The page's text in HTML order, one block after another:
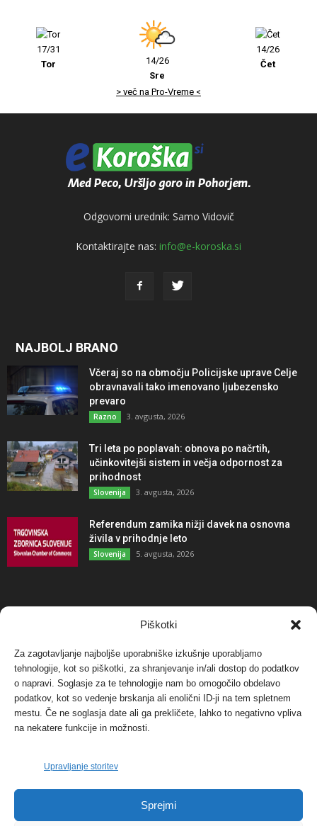
Piškotki
Za zagotavljanje najboljše uporabniške izkušnje uporabljamo
tehnologije, kot so piškotki, za shranjevanje in/ali dostop do podatkov
o napravi. Soglasje za te tehnologije nam bo omogočilo obdelavo
podatkov, kot so vedenje brskanja ali enolični ID-ji na tem spletnem
mestu. Če ne soglasja date ali ga prekličete, lahko to negativno vpliva
na nekatere funkcije in možnosti.
Upravljanje storitev
Sprejmi
17/31
Tor
14/26
Sre
14/26
Čet
> več na Pro-Vreme <
Odgovorni urednik: Samo Vidovič
Kontaktirajte nas: info@e-koroska.si
NAJBOLJ BRANO
Včeraj so na območju Policijske uprave Celje
obravnavali tako imenovano ljubezensko
prevaro
Razno 3. avgusta, 2026
Tri leta po poplavah: obnova po načrtih,
učinkovitejši sistem in večja odpornost za
prihodnost
Slovenija 3. avgusta, 2026
Referendum zamika nižji davek na osnovna
živila v prihodnje leto
Slovenija 5. avgusta, 2026
NAJBOLJ KOMENTIRANO
Protest proti vetrnim elektrarnam na Ojstrici, v
svetu pa vedno bolj...
Dogodki 12. maja, 2017
Tožilstvo v Celovcu v korist elektrarnam
Verbund
FOTO: Razstava cvetličarskega mojstra Andreja
Dogodki 27. novembra, 2017